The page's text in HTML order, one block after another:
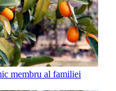
membru al familiei